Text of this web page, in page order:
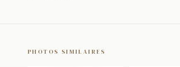
PHOTOS SIMILAIRES